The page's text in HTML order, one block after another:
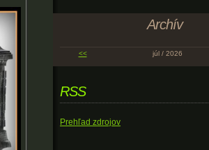
Archív
<< júl / 2026
RSS
Prehľad zdrojov